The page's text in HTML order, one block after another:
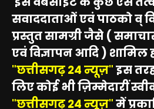
सवाददाताओं एवं पाठको व्
प्रस्तुत सामग्री जैसे (
एवं विज्ञापन आदि ) शामिल
"छत्तीसगढ़ 24 न्यूज़"इस
लिए कोई भी ज़िम्मेदारीं
"छत्तीसगढ़ 24 न्यूज़"में